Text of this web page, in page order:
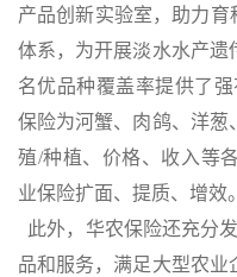
产品创新实验室，助力育
体系，为开展淡水水产遗
名优品种覆盖率提供了
保险为河蟹、肉鸽、洋葱
殖/种植、价格、收入等
业保险扩面、提质、增效。
此外，华农保险还充分
品和服务，满足大型农业